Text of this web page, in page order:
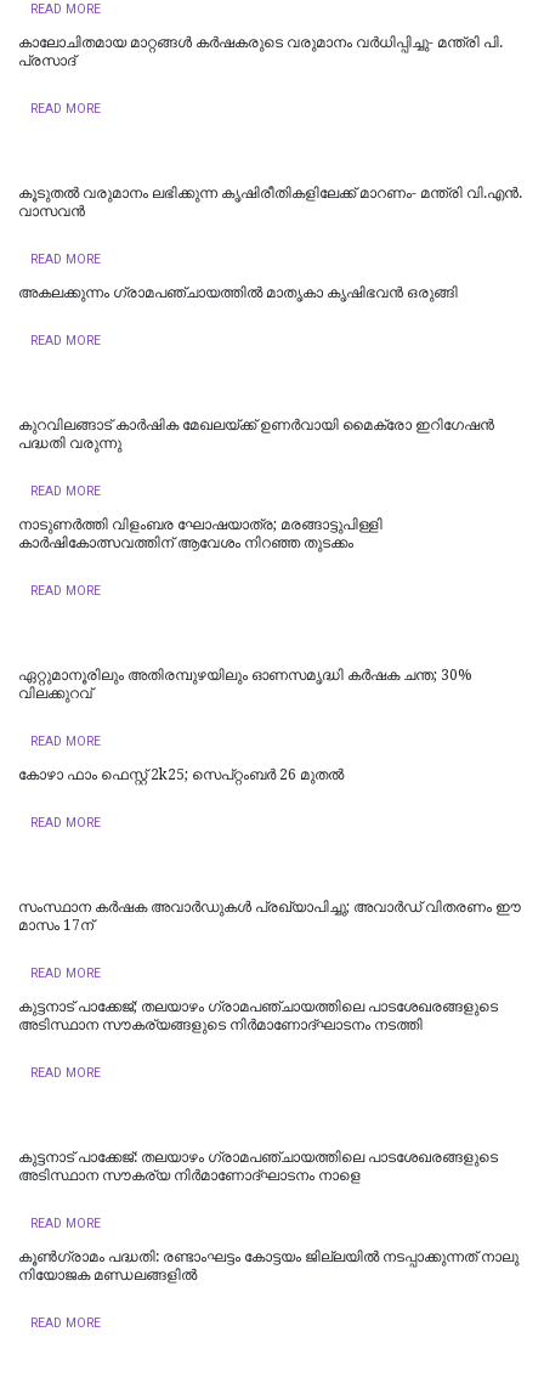
READ MORE
കാലോചിതമായ മാറ്റങ്ങൾ കർഷകരുടെ വരുമാനം വർധിപ്പിച്ചു- മന്ത്രി പി.
പ്രസാദ്
READ MORE
കൂടുതൽ വരുമാനം ലഭിക്കുന്ന കൃഷിരീതികളിലേക്ക് മാറണം- മന്ത്രി വി.എൻ.
വാസവൻ
READ MORE
അകലക്കുന്നം ഗ്രാമപഞ്ചായത്തിൽ മാതൃകാ കൃഷിഭവൻ ഒരുങ്ങി
READ MORE
കുറവിലങ്ങാട് കാർഷിക മേഖലയ്ക്ക് ഉണർവായി മൈക്രോ ഇറിഗേഷൻ
പദ്ധതി വരുന്നു
READ MORE
നാടുണർത്തി വിളംബര ഘോഷയാത്ര; മരങ്ങാട്ടുപിള്ളി
കാർഷികോത്സവത്തിന് ആവേശം നിറഞ്ഞ തുടക്കം
READ MORE
ഏറ്റുമാനൂരിലും അതിരമ്പുഴയിലും ഓണസമൃദ്ധി കർഷക ചന്ത; 30%
വിലക്കുറവ്
READ MORE
കോഴാ ഫാം ഫെസ്റ്റ് 2k25; സെപ്റ്റംബർ 26 മുതല്‍
READ MORE
സംസ്ഥാന കർഷക അവാർഡുകൾ പ്രഖ്യാപിച്ചു; അവാർഡ് വിതരണം ഈ
മാസം 17ന്
READ MORE
കുട്ടനാട് പാക്കേജ്; തലയാഴം ഗ്രാമപഞ്ചായത്തിലെ പാടശേഖരങ്ങളുടെ
അടിസ്ഥാന സൗകര്യങ്ങളുടെ നിർമാണോദ്ഘാടനം നടത്തി
READ MORE
കുട്ടനാട് പാക്കേജ്: തലയാഴം ഗ്രാമപഞ്ചായത്തിലെ പാടശേഖരങ്ങളുടെ
അടിസ്ഥാന സൗകര്യ നിർമാണോദ്ഘാടനം നാളെ
READ MORE
കൂൺഗ്രാമം പദ്ധതി: രണ്ടാംഘട്ടം കോട്ടയം ജില്ലയിൽ നടപ്പാക്കുന്നത് നാലു
നിയോജക മണ്ഡലങ്ങളിൽ
READ MORE